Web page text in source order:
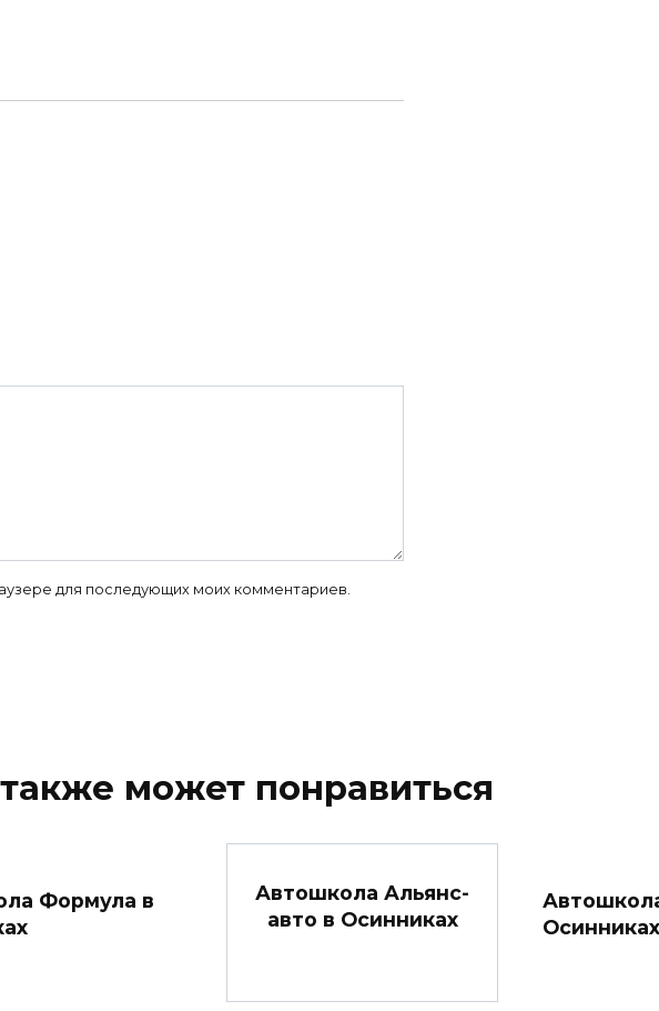
для последующих моих комментариев.
может понравиться
Формула в
Автошкола Альянс-
авто в Осинниках
Осинниках